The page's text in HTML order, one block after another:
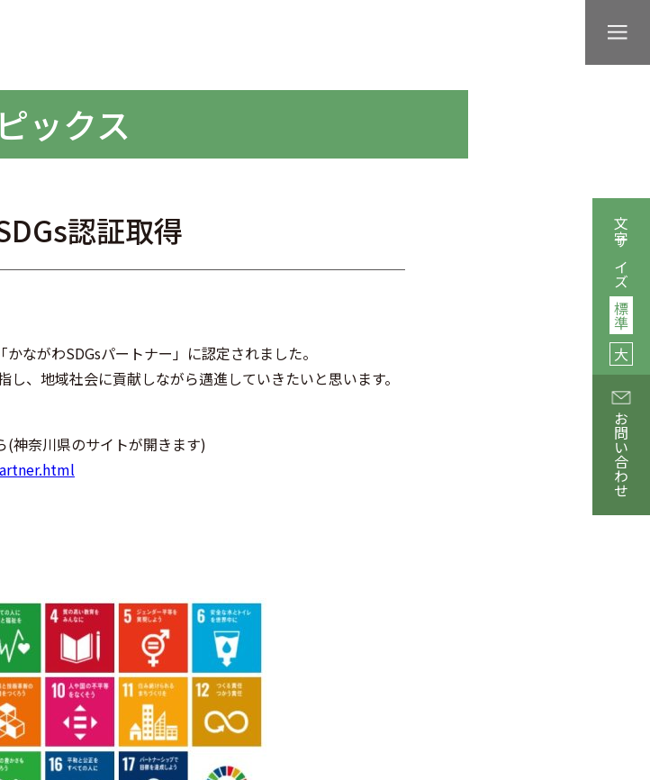
ックス
認証取得
ながわSDGsパートナー」に認定されました。
、地域社会に貢献しながら邁進していきたいと思います。
(神奈川県のサイトが開きます)
文字サイズ
標準
大
お問い合わせ